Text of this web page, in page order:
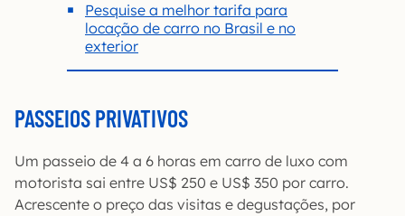
Pesquise a melhor tarifa para
locação de carro no Brasil e no
exterior
PASSEIOS PRIVATIVOS
Um passeio de 4 a 6 horas em carro de luxo com
motorista sai entre US$ 250 e US$ 350 por carro.
Acrescente o preço das visitas e degustações, por